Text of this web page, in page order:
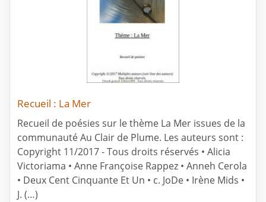
Recueil : La Mer
Recueil de poésies sur le thème La Mer issues de la
communauté Au Clair de Plume. Les auteurs sont :
Copyright 11/2017 - Tous droits réservés • Alicia
Victoriama • Anne Françoise Rappez • Anneh Cerola
• Deux Cent Cinquante Et Un • c. JoDe • Irène Mids •
J. (…)